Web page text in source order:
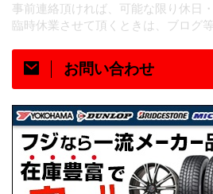
事前連絡頂ければ、可能な限り休日
臨時休業させて頂くときは、ブログ
お問い合わせ